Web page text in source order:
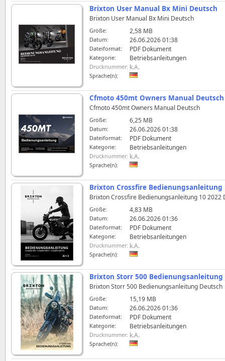
Brixton User Manual Bx Mini Deutsch
Brixton User Manual Bx Mini Deutsch
Größe: 2,58 MB
Datum: 26.06.2026 01:38
Dateiformat: PDF Dokument
Kategorie: Betriebsanleitungen
Drucknummer: k.A.
Sprache(n):
Cfmoto 450mt Owners Manual Deutsch
Cfmoto 450mt Owners Manual Deutsch
Größe: 6,25 MB
Datum: 26.06.2026 01:38
Dateiformat: PDF Dokument
Kategorie: Betriebsanleitungen
Drucknummer: k.A.
Sprache(n):
Brixton Crossfire Bedienungsanleitung
Brixton Crossfire Bedienungsanleitung 10 2022
Größe: 4,83 MB
Datum: 26.06.2026 01:36
Dateiformat: PDF Dokument
Kategorie: Betriebsanleitungen
Drucknummer: k.A.
Sprache(n):
Brixton Storr 500 Bedienungsanleitung
Brixton Storr 500 Bedienungsanleitung Deutsch
Größe: 15,19 MB
Datum: 26.06.2026 01:36
Dateiformat: PDF Dokument
Kategorie: Betriebsanleitungen
Drucknummer: k.A.
Sprache(n):